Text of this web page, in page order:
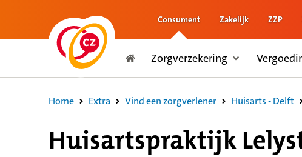
de inhoud
Consument Zakelijk ZZP
Consument
Zorgverzekering
Home Extra Vind een zorgverlener Huisarts - Delft
Huisartspraktijk